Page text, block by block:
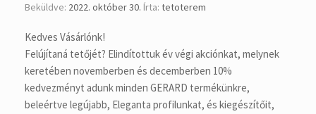
Beküldve: 2022. október 30. Írta: tetoterem
Kedves Vásárlónk!
Felújítaná tetőjét? Elindítottuk év végi akciónkat, melynek
keretében novemberben és decemberben 10%
kedvezményt adunk minden GERARD termékünkre,
beleértve legújabb, Eleganta profilunkat, és kiegészítőit,